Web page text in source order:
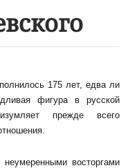
175 лет, едва ли
фигура в русской
прежде всего
восторгами